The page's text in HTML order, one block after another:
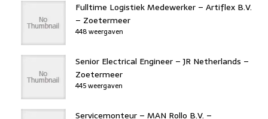
Fulltime Logistiek Medewerker – Artiflex B.V.
– Zoetermeer
448 weergaven
Senior Electrical Engineer – JR Netherlands –
Zoetermeer
445 weergaven
Servicemonteur – MAN Rollo B.V. –